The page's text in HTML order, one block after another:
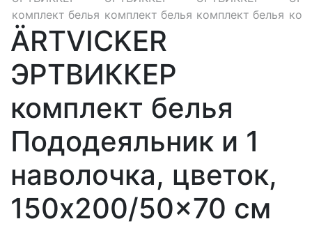
ÄRTVICKER
ЭРТВИККЕР
комплект белья
Пододеяльник и 1
наволочка, цветок,
150x200/50x70 см